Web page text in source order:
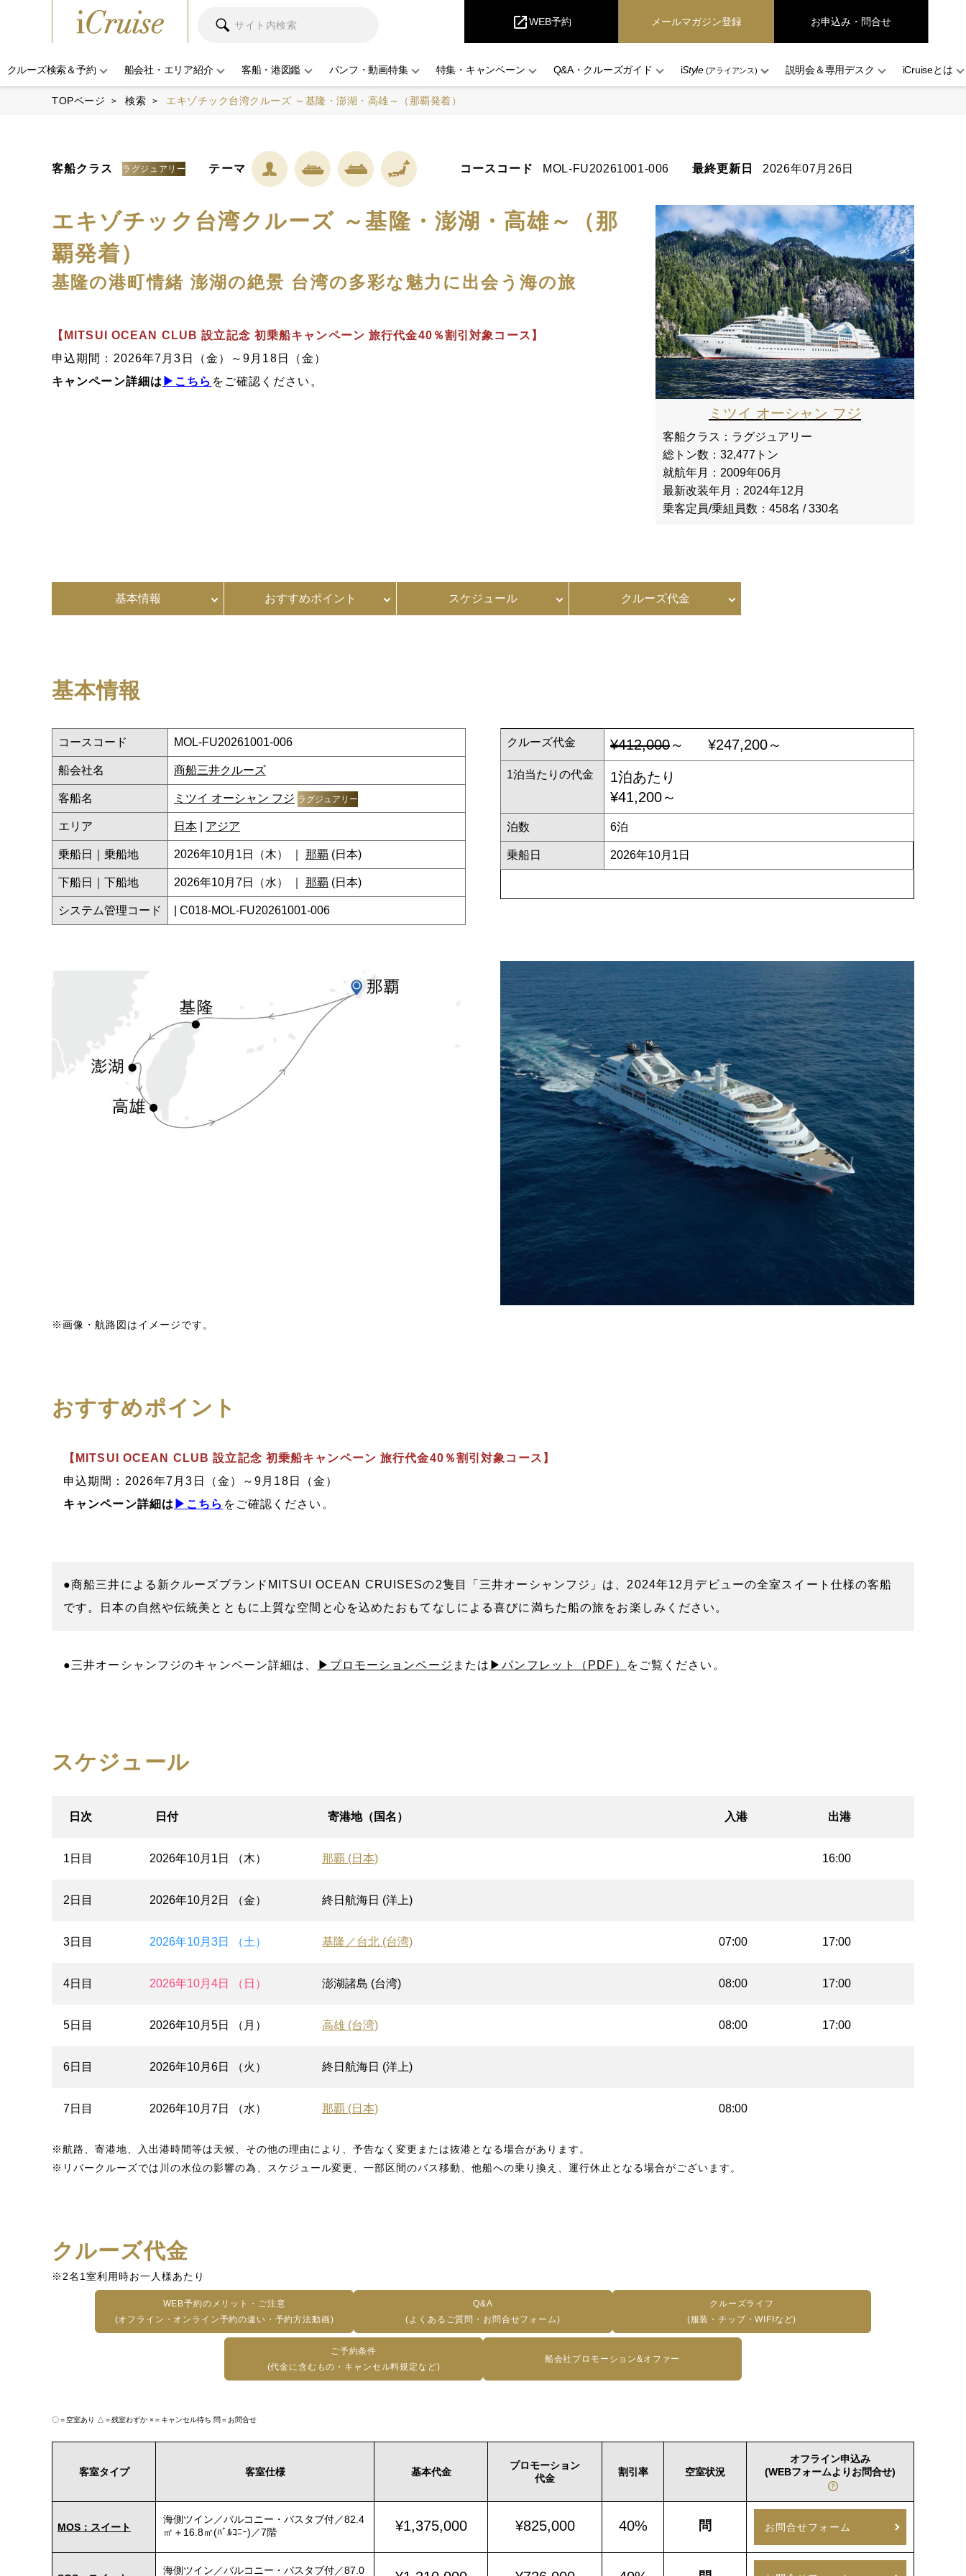
open_in_newWEB予約 メールマガジン登録 お申込み・問合せ
クルーズ検索＆予約 船会社・エリア紹介 客船・港図鑑 パンフ・動画特集 特集・キャンペーン Q&A・クルーズガイド iStyle(アライアンス) 説明会＆専用デスク iCruiseとは
TOPページ 検索 エキゾチック台湾クルーズ ～基隆・澎湖・高雄～（那覇発着）
客船クラス ラグジュアリー テーマ コースコード MOL-FU20261001-006 最終更新日 2026年07月26日
エキゾチック台湾クルーズ ～基隆・澎湖・高雄～（那
覇発着）
基隆の港町情緒 澎湖の絶景 台湾の多彩な魅力に出会う海の旅
【MITSUI OCEAN CLUB 設立記念 初乗船キャンペーン 旅行代金40％割引対象コース】
申込期間：2026年7月3日（金）～9月18日（金）
キャンペーン詳細は ▶こちら をご確認ください。
ミツイ オーシャン フジ
客船クラス： ラグジュアリー
総トン数： 32,477トン
就航年月： 2009年06月
最新改装年月： 2024年12月
乗客定員/乗組員数： 458名 / 330名
基本情報 おすすめポイント スケジュール クルーズ代金
基本情報
コースコード MOL-FU20261001-006
船会社名 商船三井クルーズ
客船名 ミツイ オーシャン フジ ラグジュアリー
エリア 日本 アジア
乗船日｜乗船地 2026年10月1日（木） ｜ 那覇 (日本)
下船日｜下船地 2026年10月7日（水） ｜ 那覇 (日本)
システム管理コード | C018-MOL-FU20261001-006
クルーズ代金 ¥412,000～ ¥247,200～
1泊当たりの代金
1泊あたり
¥41,200～
泊数 6泊
乗船日 2026年10月1日
※画像・航路図はイメージです。
おすすめポイント
【MITSUI OCEAN CLUB 設立記念 初乗船キャンペーン 旅行代金40％割引対象コース】
申込期間：2026年7月3日（金）～9月18日（金）
キャンペーン詳細は ▶こちら をご確認ください。
●商船三井による新クルーズブランドMITSUI OCEAN CRUISESの2隻目「三井オーシャンフジ」は、2024年12月デビューの全室スイート仕様の客船
です。日本の自然や伝統美とともに上質な空間と心を込めたおもてなしによる喜びに満ちた船の旅をお楽しみください。
●三井オーシャンフジのキャンペーン詳細は、 ▶プロモーションページ または ▶パンフレット（PDF） をご覧ください。
スケジュール
日次 日付 寄港地（国名） 入港 出港
1日目 2026年10月1日 （木） 那覇 (日本) 16:00
2日目 2026年10月2日 （金） 終日航海日 (洋上)
3日目 2026年10月3日 （土） 基隆／台北 (台湾) 07:00 17:00
4日目 2026年10月4日 （日） 澎湖諸島 (台湾) 08:00 17:00
5日目 2026年10月5日 （月） 高雄 (台湾) 08:00 17:00
6日目 2026年10月6日 （火） 終日航海日 (洋上)
7日目 2026年10月7日 （水） 那覇 (日本) 08:00
※航路、寄港地、入出港時間等は天候、その他の理由により、予告なく変更または抜港となる場合があります。
※リバークルーズでは川の水位の影響の為、スケジュール変更、一部区間のバス移動、他船への乗り換え、運行休止となる場合がございます。
クルーズ代金
※2名1室利用時お一人様あたり
WEB予約のメリット・ご注意
(オフライン・オンライン予約の違い・予約方法動画)
Q&A
(よくあるご質問・お問合せフォーム)
クルーズライフ
(服装・チップ・WIFIなど)
ご予約条件
(代金に含むもの・キャンセル料規定など)
船会社プロモーション&オファー
〇＝空室あり △＝残室わずか ×＝キャンセル待ち 問＝お問合せ
客室タイプ 客室仕様 基本代金
プロモーション
代金
割引率 空室状況
オフライン申込み
(WEBフォームよりお問合せ)
MOS：スイート
海側ツイン／バルコニー・バスタブ付／82.4
㎡＋16.8㎡(ﾊﾞﾙｺﾆｰ)／7階
¥1,375,000 ¥825,000 40% 問 お問合せフォーム
海側ツイン／バルコニー・バスタブ付／87.0